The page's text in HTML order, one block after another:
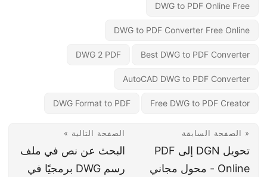
DWG to PDF Online Free
DWG to PDF Converter Free Online
Best DWG to PDF Converter
DWG 2 PDF
AutoCAD DWG to PDF Converter
Free DWG to PDF Creator
DWG Format to PDF
« الصفحة السابقة
تحويل DGN إلى PDF
Online - محول مجاني
الصفحة التالية »
البحث عن نص في ملف
رسم DWG برمجيًا في